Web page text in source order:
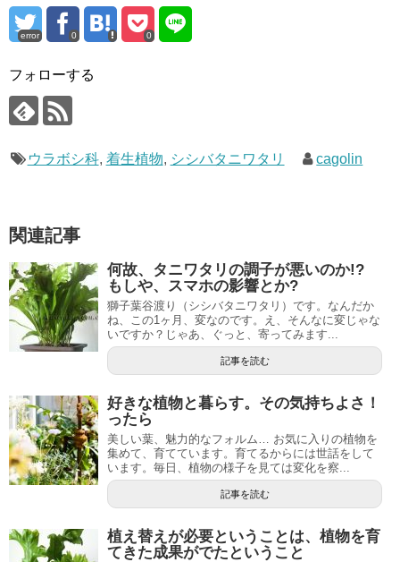
error 0 0
フォローする
ウラボシ科, 着生植物, シシバタニワタリ cagolin
関連記事
何故、タニワタリの調子が悪いのか!?
もしや、スマホの影響とか?
獅子葉谷渡り（シシバタニワタリ）です。なんだか
ね、この1ヶ月、変なのです。え、そんなに変じゃな
いですか？じゃあ、ぐっと、寄ってみます...
記事を読む
好きな植物と暮らす。その気持ちよさ！
ったら
美しい葉、魅力的なフォルム… お気に入りの植物を
集めて、育てています。育てるからには世話をして
います。毎日、植物の様子を見ては変化を察...
記事を読む
植え替えが必要ということは、植物を育
てきた成果がでたということ